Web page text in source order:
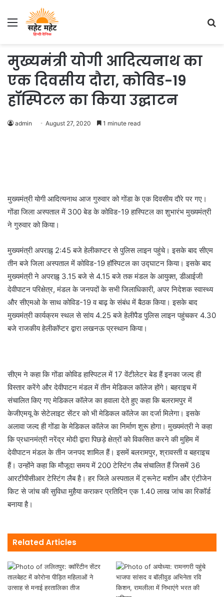
Menu
मुख्यमंत्री योगी आदित्यनाथ का
एक दिवसीय दौरा, कोविड-19
हॉस्पिटल का किया उद्घाटन
admin August 27, 2020 1 minute read
मुख्यमंत्री योगी आदित्यनाथ आज गुरुवार को गोंडा के एक दिवसीय दौरे पर गए।
गोंडा जिला अस्पताल में 300 बेड के कोविड-19 हास्पिटल का शुभारंभ मुख्यमंत्री
ने गुरुवार को किया।
मुख्यमंत्री अपराह्न् 2:45 बजे हेलीकाप्टर से पुलिस लाइन पहुंचे। इसके बाद सीएम
तीन बजे जिला अस्पताल में कोविड-19 हॉस्पिटल का उद्घाटन किया। इसके बाद
मुख्यमंत्री ने अपराह्न् 3.15 बजे से 4.15 बजे तक मंडल के आयुक्त, डीआईजी
देवीपाटन परिक्षेत्र, मंडल के जनपदों के सभी जिलाधिकारी, अपर निदेशक स्वास्थ्य
और सीएमओ के साथ कोविड-19 व बाढ़ के संबंध में बैठक किया। इसके बाद
मुख्यमंत्री कार्यक्रम स्थल से सांय 4.25 बजे हेलीपैड पुलिस लाइन पहुंचकर 4.30
बजे राजकीय हेलीकॉप्टर द्वारा लखनऊ प्रस्थान किया।
सीएम ने कहा कि गोंडा कोविड हास्पिटल में 17 वेंटीलेटर बेड हैं इनका जल्द ही
विस्तार करेंगे और देवीपाटन मंडल में तीन मेडिकल कॉलेज होंगे। बहराइच में
संचालित किए गए मेडिकल कॉलेज का हवाला देते हुए कहा कि बलरामपुर में
केजीएमयू के सेटेलाइट सेंटर को भी मेडिकल कॉलेज का दर्जा मिलेगा। इसके
अलावा जल्द ही गोंडा के मेडिकल कॉलेज का निर्माण शुरू होगा। मुख्यमंत्री ने कहा
कि प्रधानमंत्री नरेंद्र मोदी द्वारा पिछड़े क्षेत्रों को विकसित करने की मुहिम में
देवीपाटन मंडल के तीन जनपद शामिल हैं। इसमें बलरामपुर, श्रावस्ती व बहराइच
हैं। उन्होंने कहा कि मौजूदा समय में 200 टेस्टिंग लैब संचालित हैं जिसमें 36
आरटीपीसीआर टेस्टिंग लैब है। हर जिले अस्पताल में ट्रूनेट मशीन और एंटीजेन
किट से जांच की सुविधा मुहैया कराकर प्रतिदिन एक 1.40 लाख जांच का रिकॉर्ड
बनाया है।
Related Articles